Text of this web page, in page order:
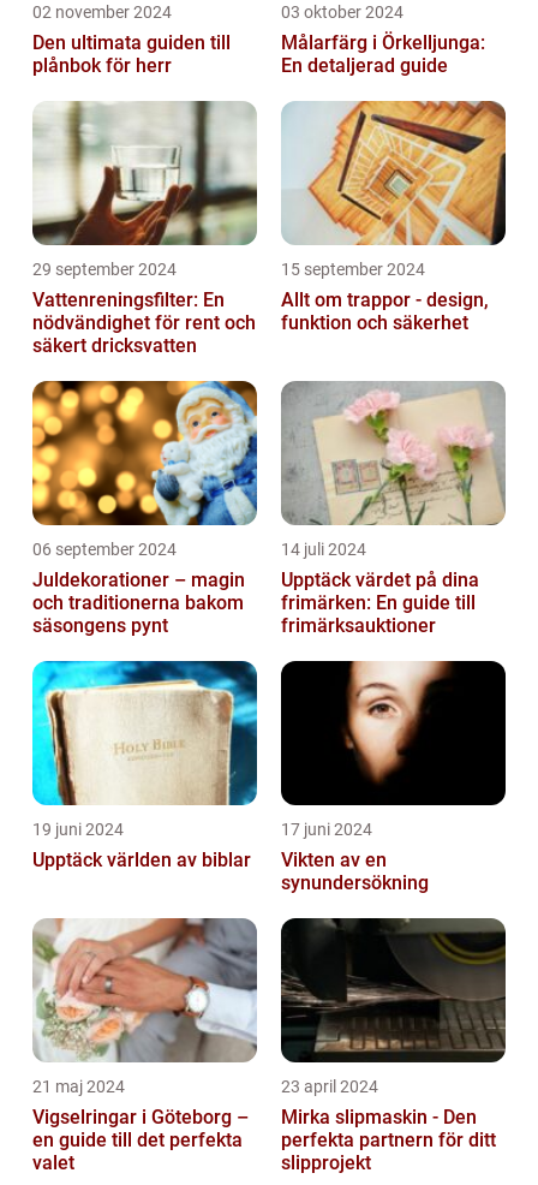
02 november 2024
Den ultimata guiden till
plånbok för herr
03 oktober 2024
Målarfärg i Örkelljunga:
En detaljerad guide
29 september 2024
Vattenreningsfilter: En
nödvändighet för rent och
säkert dricksvatten
15 september 2024
Allt om trappor - design,
funktion och säkerhet
06 september 2024
Juldekorationer – magin
och traditionerna bakom
säsongens pynt
14 juli 2024
Upptäck värdet på dina
frimärken: En guide till
frimärksauktioner
19 juni 2024
Upptäck världen av biblar
17 juni 2024
Vikten av en
synundersökning
21 maj 2024
Vigselringar i Göteborg –
en guide till det perfekta
valet
23 april 2024
Mirka slipmaskin - Den
perfekta partnern för ditt
slipprojekt